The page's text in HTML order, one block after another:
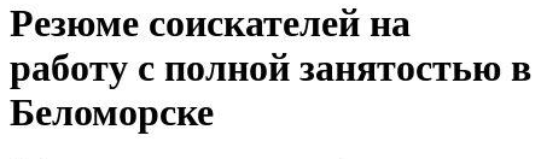
Резюме соискателей на
работу с полной занятостью в
Беломорске